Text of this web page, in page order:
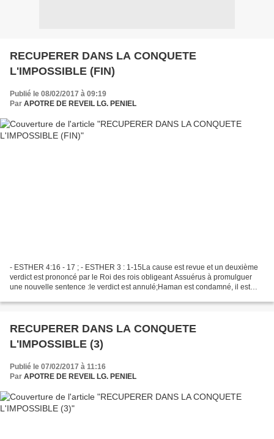
RECUPERER DANS LA CONQUETE
L'IMPOSSIBLE (FIN)
Publié le 08/02/2017 à 09:19
Par APOTRE DE REVEIL LG. PENIEL
- ESTHER 4:16 - 17 ; - ESTHER 3 : 1-15La cause est revue et un deuxième
verdict est prononcé par le Roi des rois obligeant Assuérus à promulguer
une nouvelle sentence :le verdict est annulé;Haman est condamné, il est
RECUPERER DANS LA CONQUETE
L'IMPOSSIBLE (3)
Publié le 07/02/2017 à 11:16
Par APOTRE DE REVEIL LG. PENIEL